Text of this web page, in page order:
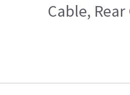
Cable,